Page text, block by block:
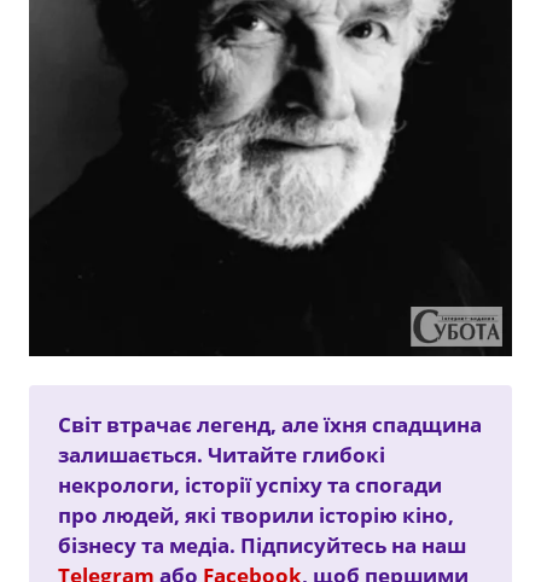
Світ втрачає легенд, але їхня спадщина
залишається. Читайте глибокі
некрологи, історії успіху та спогади
про людей, які творили історію кіно,
бізнесу та медіа. Підписуйтесь на наш
Telegram або Facebook, щоб першими